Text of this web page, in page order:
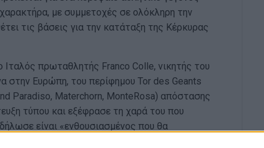
με συμμετοχές σε ολόκληρη την
τις βάσεις για την κατάταξη της Κέρκυρας
πρωταθλητής Franco Colle, νικητής του
στην Ευρώπη, του περίφημου Tor des Geants
Paradiso, Materchorn, MonteRosa) απόστασης
τύπου και εξέφρασε τη χαρά του που
είναι «ενθουσιασμένος που θα